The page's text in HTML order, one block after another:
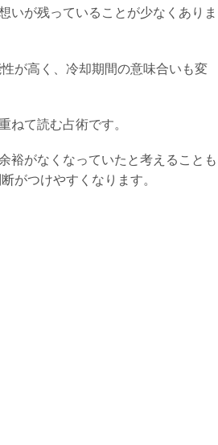
いが残っていることが少なくありま
が高く、冷却期間の意味合いも変
ねて読む占術です。
裕がなくなっていたと考えることも
がつけやすくなります。